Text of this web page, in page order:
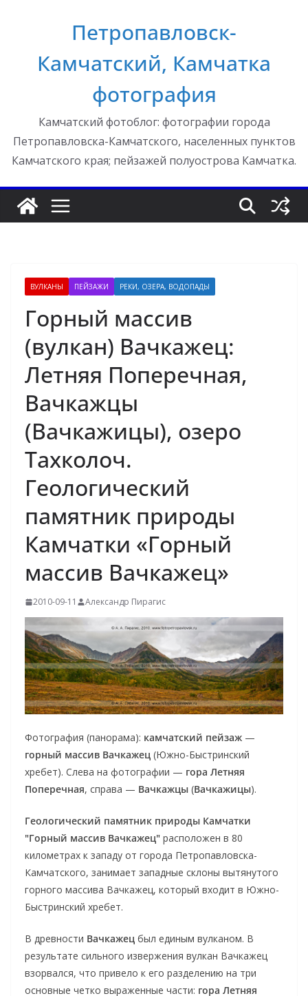
Петропавловск-
Камчатский, Камчатка
фотография
Камчатский фотоблог: фотографии города
Петропавловска-Камчатского, населенных пунктов
Камчатского края; пейзажей полуострова Камчатка.
ВУЛКАНЫ ПЕЙЗАЖИ РЕКИ, ОЗЕРА, ВОДОПАДЫ
Горный массив
(вулкан) Вачкажец:
Летняя Поперечная,
Вачкажцы
(Вачкажицы), озеро
Тахколоч.
Геологический
памятник природы
Камчатки «Горный
массив Вачкажец»
2010-09-11 Александр Пирагис
Фотография (панорама): камчатский пейзаж —
горный массив Вачкажец (Южно-Быстринский
хребет). Слева на фотографии — гора Летняя
Поперечная, справа — Вачкажцы (Вачкажицы).
Геологический памятник природы Камчатки
"Горный массив Вачкажец" расположен в 80
километрах к западу от города Петропавловска-
Камчатского, занимает западные склоны вытянутого
горного массива Вачкажец, который входит в Южно-
Быстринский хребет.
В древности Вачкажец был единым вулканом. В
результате сильного извержения вулкан Вачкажец
взорвался, что привело к его разделению на три
основные четко выраженные части: гора Летняя